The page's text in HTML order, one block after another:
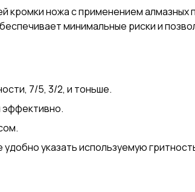
кромки ножа с применением алмазных
минимальные риски и
7/5, 3/2, и тоньше.
эффективно.
указать используемую